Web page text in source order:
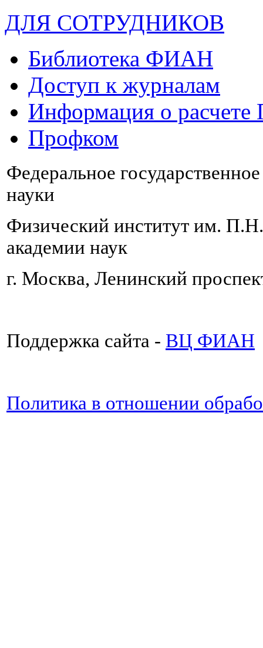
ДЛЯ СОТРУДНИКОВ
Библиотека ФИАН
Доступ к журналам
Информация о
Профком
Федеральное
науки
Физический институт им.
академии наук
г. Москва, Ленинский
Поддержка сайта - ВЦ ФИАН
Политика в отношении